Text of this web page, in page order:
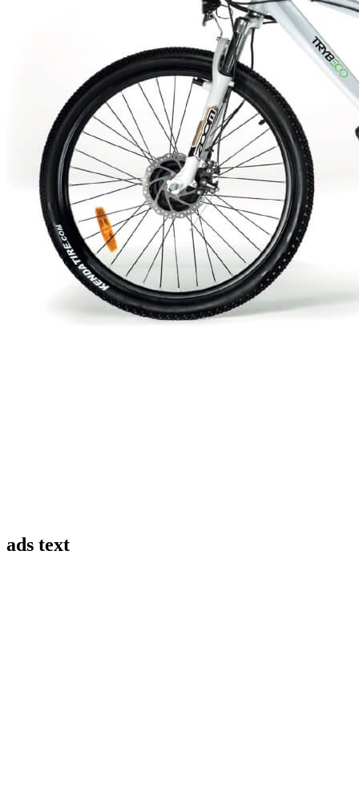
ads text